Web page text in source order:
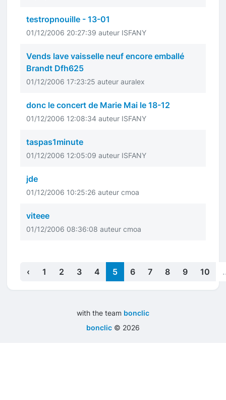
testropnouille - 13-01
01/12/2006 20:27:39 auteur ISFANY
Vends lave vaisselle neuf encore emballé
Brandt Dfh625
01/12/2006 17:23:25 auteur auralex
donc le concert de Marie Mai le 18-12
01/12/2006 12:08:34 auteur ISFANY
taspas1minute
01/12/2006 12:05:09 auteur ISFANY
jde
01/12/2006 10:25:26 auteur cmoa
viteee
01/12/2006 08:36:08 auteur cmoa
‹ 1 2 3 4 5 6 7 8 9 10
with the team bonclic
bonclic © 2026